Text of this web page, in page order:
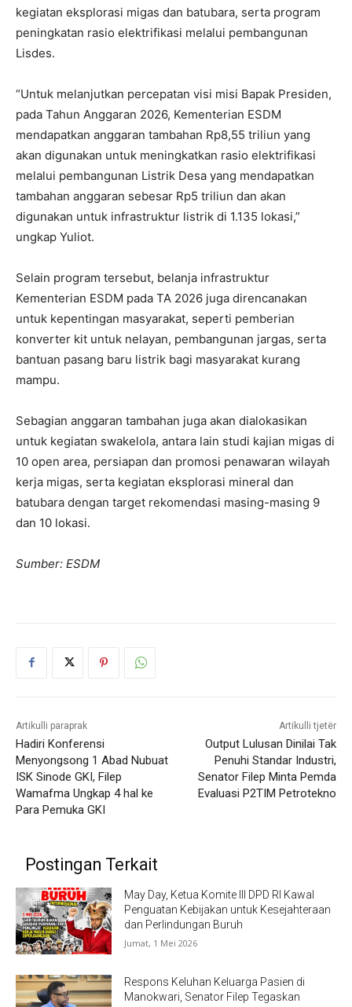
kegiatan eksplorasi migas dan batubara, serta program
peningkatan rasio elektrifikasi melalui pembangunan
Lisdes.
“Untuk melanjutkan percepatan visi misi Bapak Presiden,
pada Tahun Anggaran 2026, Kementerian ESDM
mendapatkan anggaran tambahan Rp8,55 triliun yang
akan digunakan untuk meningkatkan rasio elektrifikasi
melalui pembangunan Listrik Desa yang mendapatkan
tambahan anggaran sebesar Rp5 triliun dan akan
digunakan untuk infrastruktur listrik di 1.135 lokasi,”
ungkap Yuliot.
Selain program tersebut, belanja infrastruktur
Kementerian ESDM pada TA 2026 juga direncanakan
untuk kepentingan masyarakat, seperti pemberian
konverter kit untuk nelayan, pembangunan jargas, serta
bantuan pasang baru listrik bagi masyarakat kurang
mampu.
Sebagian anggaran tambahan juga akan dialokasikan
untuk kegiatan swakelola, antara lain studi kajian migas di
10 open area, persiapan dan promosi penawaran wilayah
kerja migas, serta kegiatan eksplorasi mineral dan
batubara dengan target rekomendasi masing-masing 9
dan 10 lokasi.
Sumber: ESDM
Artikulli paraprak
Hadiri Konferensi
Menyongsong 1 Abad Nubuat
ISK Sinode GKI, Filep
Wamafma Ungkap 4 hal ke
Para Pemuka GKI
Artikulli tjetër
Output Lulusan Dinilai Tak
Penuhi Standar Industri,
Senator Filep Minta Pemda
Evaluasi P2TIM Petrotekno
Postingan Terkait
May Day, Ketua Komite III DPD RI Kawal
Penguatan Kebijakan untuk Kesejahteraan
dan Perlindungan Buruh
Jumat, 1 Mei 2026
Respons Keluhan Keluarga Pasien di
Manokwari, Senator Filep Tegaskan